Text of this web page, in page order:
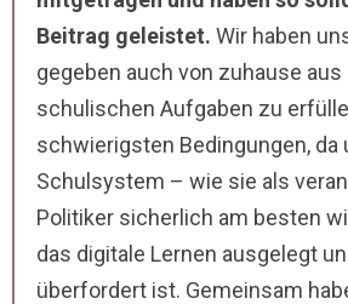
Beitrag geleistet. Wir haben
gegeben auch von zuhause aus
schulischen Aufgaben zu
schwierigsten Bedingungen, da
Schulsystem – wie sie als
Politiker sicherlich am besten
das digitale Lernen ausgelegt
überfordert ist. Gemeinsam